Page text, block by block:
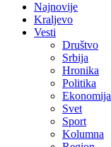
Najnovije
Kraljevo
Vesti
Društvo
Srbija
Hronika
Politika
Ekonomija
Svet
Sport
Kolumna